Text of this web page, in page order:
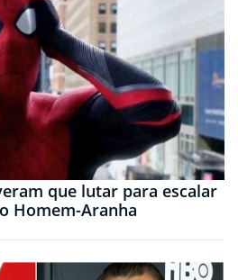
que lutar para escalar
Homem-Aranha